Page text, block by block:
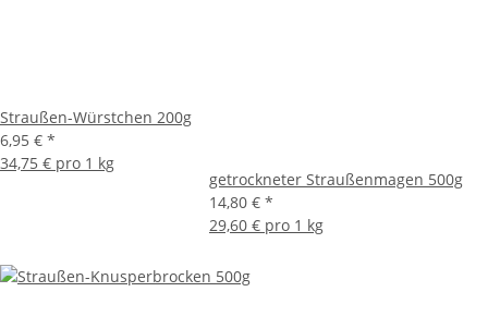
Straußen-Würstchen 200g
6,95 € *
34,75 € pro 1 kg
getrockneter Straußenmagen 500g
14,80 € *
29,60 € pro 1 kg